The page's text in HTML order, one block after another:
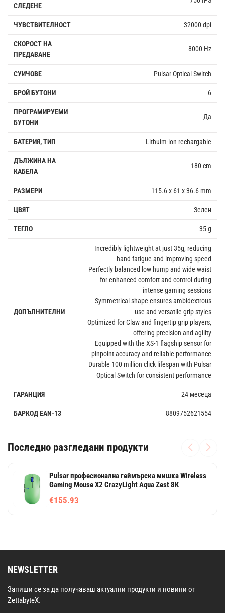
СЛЕДЕНЕ
ЧУВСТВИТЕЛНОСТ 32000 dpi
СКОРОСТ НА
ПРЕДАВАНЕ
8000 Hz
СУИЧОВЕ Pulsar Optical Switch
БРОЙ БУТОНИ 6
ПРОГРАМИРУЕМИ
БУТОНИ
Да
БАТЕРИЯ, ТИП Lithuim-ion rechargable
ДЪЛЖИНА НА
КАБЕЛА
180 cm
РАЗМЕРИ 115.6 x 61 x 36.6 mm
ЦВЯТ Зелен
ТЕГЛО 35 g
ДОПЪЛНИТЕЛНИ
Incredibly lightweight at just 35g, reducing
hand fatigue and improving speed
Perfectly balanced low hump and wide waist
for enhanced comfort and control during
intense gaming sessions
Symmetrical shape ensures ambidextrous
use and versatile grip styles
Optimized for Claw and fingertip grip players,
offering precision and agility
Equipped with the XS-1 flagship sensor for
pinpoint accuracy and reliable performance
Durable 100 million click lifespan with Pulsar
Optical Switch for consistent performance
ГАРАНЦИЯ 24 месеца
БАРКОД EAN-13 8809752621554
Последно разгледани продукти
Pulsar професионална геймърска мишка Wireless
Gaming Mouse X2 CrazyLight Aqua Zest 8K
€155.93
NEWSLETTER
Запиши се за да получаваш актуални продукти и новини от
ZettabyteX.